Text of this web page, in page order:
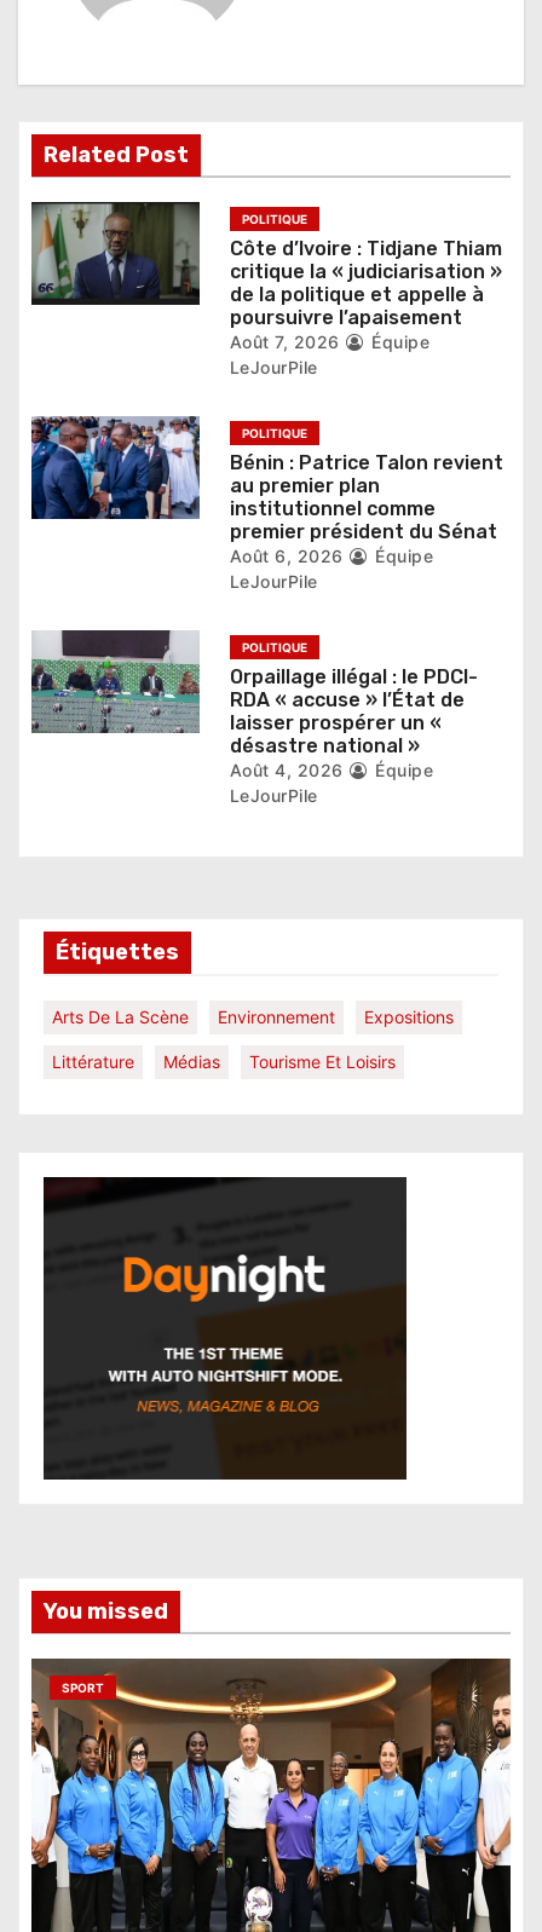
d
e
l
’
a
i
c
l
Related Post
POLITIQUE
Côte d’Ivoire : Tidjane Thiam
critique la « judiciarisation »
de la politique et appelle à
poursuivre l’apaisement
Août 7, 2026
Équipe
LeJourPile
POLITIQUE
Bénin : Patrice Talon revient
au premier plan
institutionnel comme
premier président du Sénat
Août 6, 2026
Équipe
LeJourPile
POLITIQUE
Orpaillage illégal : le PDCI-
RDA « accuse » l’État de
laisser prospérer un «
désastre national »
Août 4, 2026
Équipe
LeJourPile
Étiquettes
Arts De La Scène Environnement Expositions
Littérature Médias Tourisme Et Loisirs
You missed
SPORT